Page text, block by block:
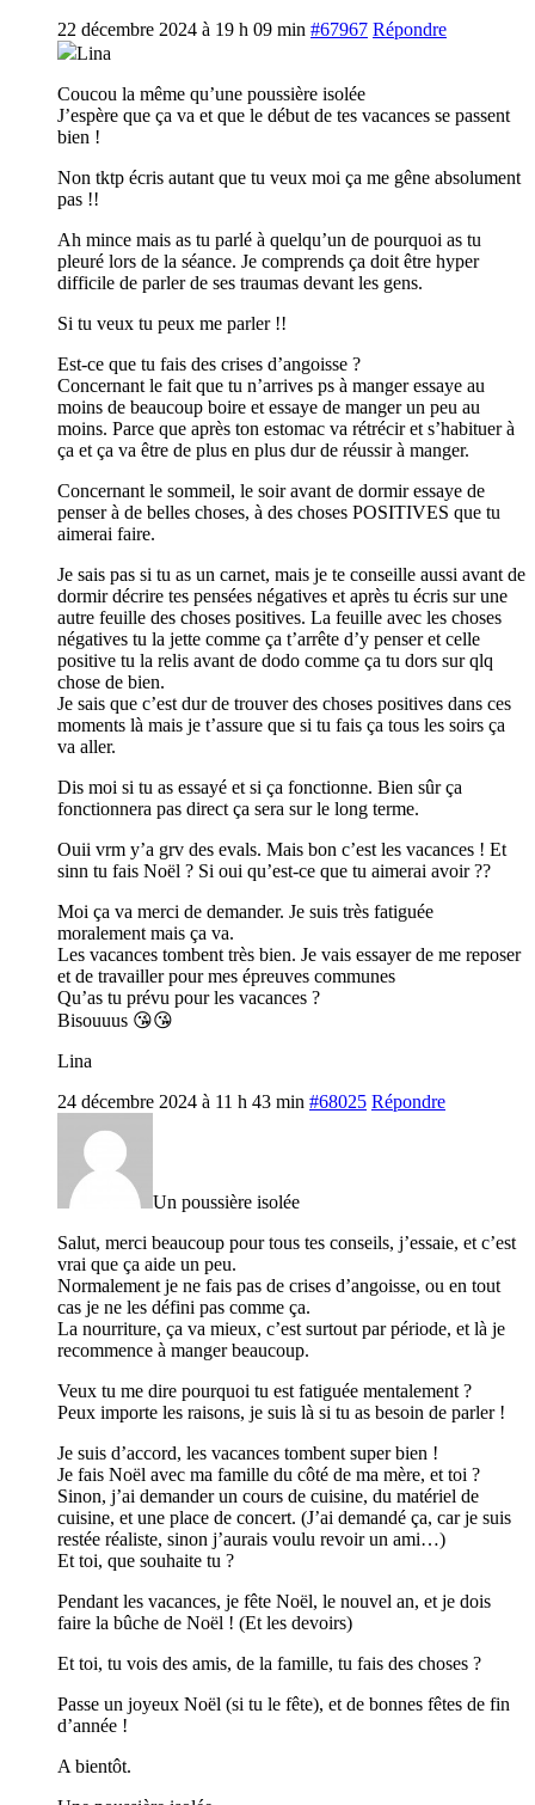
22 décembre 2024 à 19 h 09 min #67967 Répondre
Lina
Coucou la même qu’une poussière isolée
J’espère que ça va et que le début de tes vacances se passent
bien !
Non tktp écris autant que tu veux moi ça me gêne absolument
pas !!
Ah mince mais as tu parlé à quelqu’un de pourquoi as tu
pleuré lors de la séance. Je comprends ça doit être hyper
difficile de parler de ses traumas devant les gens.
Si tu veux tu peux me parler !!
Est-ce que tu fais des crises d’angoisse ?
Concernant le fait que tu n’arrives ps à manger essaye au
moins de beaucoup boire et essaye de manger un peu au
moins. Parce que après ton estomac va rétrécir et s’habituer à
ça et ça va être de plus en plus dur de réussir à manger.
Concernant le sommeil, le soir avant de dormir essaye de
penser à de belles choses, à des choses POSITIVES que tu
aimerai faire.
Je sais pas si tu as un carnet, mais je te conseille aussi avant de
dormir décrire tes pensées négatives et après tu écris sur une
autre feuille des choses positives. La feuille avec les choses
négatives tu la jette comme ça t’arrête d’y penser et celle
positive tu la relis avant de dodo comme ça tu dors sur qlq
chose de bien.
Je sais que c’est dur de trouver des choses positives dans ces
moments là mais je t’assure que si tu fais ça tous les soirs ça
va aller.
Dis moi si tu as essayé et si ça fonctionne. Bien sûr ça
fonctionnera pas direct ça sera sur le long terme.
Ouii vrm y’a grv des evals. Mais bon c’est les vacances ! Et
sinn tu fais Noël ? Si oui qu’est-ce que tu aimerai avoir ??
Moi ça va merci de demander. Je suis très fatiguée
moralement mais ça va.
Les vacances tombent très bien. Je vais essayer de me reposer
et de travailler pour mes épreuves communes
Qu’as tu prévu pour les vacances ?
Bisouuus 😘😘
Lina
24 décembre 2024 à 11 h 43 min #68025 Répondre
Un poussière isolée
Salut, merci beaucoup pour tous tes conseils, j’essaie, et c’est
vrai que ça aide un peu.
Normalement je ne fais pas de crises d’angoisse, ou en tout
cas je ne les défini pas comme ça.
La nourriture, ça va mieux, c’est surtout par période, et là je
recommence à manger beaucoup.
Veux tu me dire pourquoi tu est fatiguée mentalement ?
Peux importe les raisons, je suis là si tu as besoin de parler !
Je suis d’accord, les vacances tombent super bien !
Je fais Noël avec ma famille du côté de ma mère, et toi ?
Sinon, j’ai demander un cours de cuisine, du matériel de
cuisine, et une place de concert. (J’ai demandé ça, car je suis
restée réaliste, sinon j’aurais voulu revoir un ami…)
Et toi, que souhaite tu ?
Pendant les vacances, je fête Noël, le nouvel an, et je dois
faire la bûche de Noël ! (Et les devoirs)
Et toi, tu vois des amis, de la famille, tu fais des choses ?
Passe un joyeux Noël (si tu le fête), et de bonnes fêtes de fin
d’année !
A bientôt.